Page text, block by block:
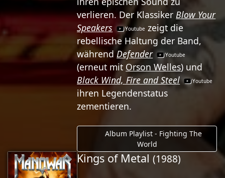
verlieren. Der KlassikerBlow Your
Speakers
zeigt die
rebellische Haltung der Band,
währendDefender
(erneut mit Orson Welles) und
Black Wind, Fire and Steel
ihren Legendenstatus
zementieren.
Album Playlist - Fighting The
World
Kings of Metal(1988)